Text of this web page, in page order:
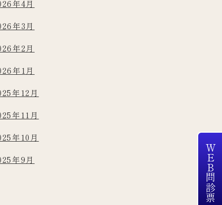
WEB問診票
年4月
年3月
年2月
年1月
年12月
年11月
年10月
年9月